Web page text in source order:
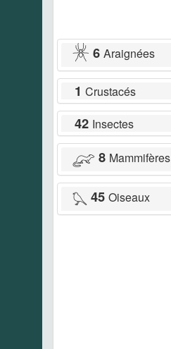
6 Araignées
1 Crustacés
42 Insectes
8 Mammifères
45 Oiseaux